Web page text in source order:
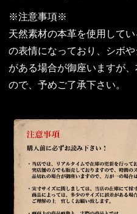
※注意事項※
天然素材の本革を使用して
の表情になっており、シボ
がある場合が御座いますが
ので、予めご了承下さい。